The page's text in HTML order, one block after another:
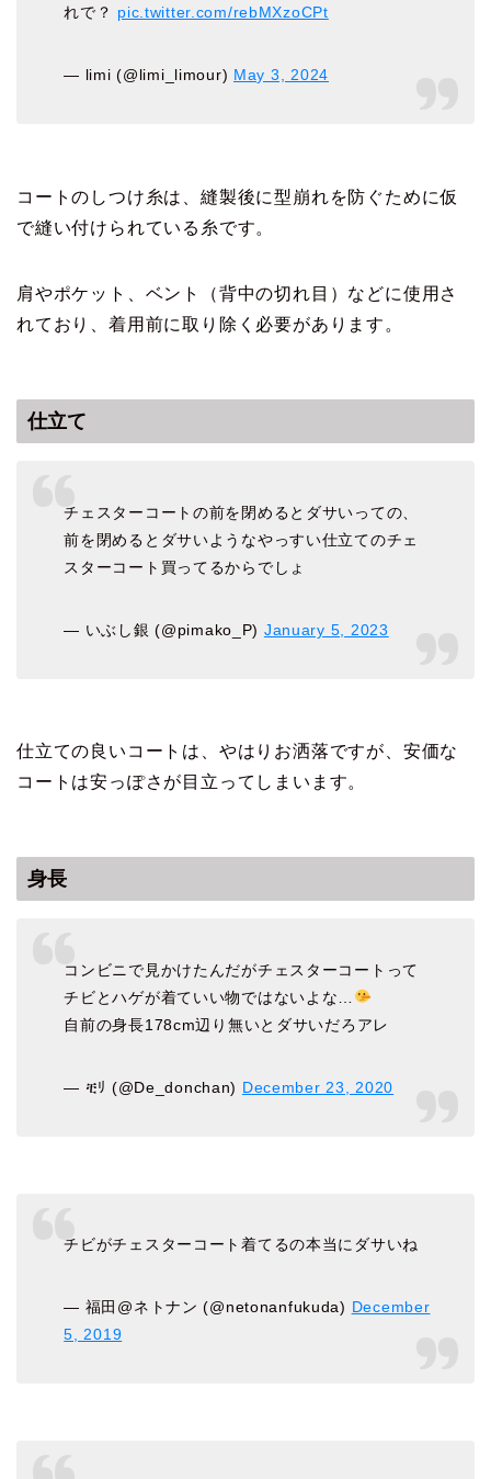
れで？ pic.twitter.com/rebMXzoCPt
— limi (@limi_limour) May 3, 2024
コートのしつけ糸は、縫製後に型崩れを防ぐために仮
で縫い付けられている糸です。
肩やポケット、ベント（背中の切れ目）などに使用さ
れており、着用前に取り除く必要があります。
仕立て
チェスターコートの前を閉めるとダサいっての、
前を閉めるとダサいようなやっすい仕立てのチェ
スターコート買ってるからでしょ
— いぶし銀 (@pimako_P) January 5, 2023
仕立ての良いコートは、やはりお洒落ですが、安価な
コートは安っぽさが目立ってしまいます。
身長
コンビニで見かけたんだがチェスターコートって
チビとハゲが着ていい物ではないよな…
自前の身長178cm辺り無いとダサいだろアレ
— ቺﾘ (@De_donchan) December 23, 2020
チビがチェスターコート着てるの本当にダサいね
— 福田@ネトナン (@netonanfukuda) December
5, 2019